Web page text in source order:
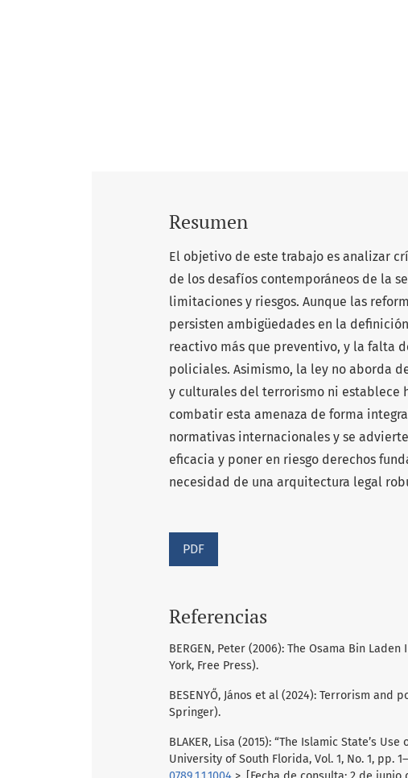
Resumen
El objetivo de este trabajo es analizar
de los desafíos contemporáneos de la
limitaciones y riesgos. Aunque las
persisten ambigüedades en la
reactivo más que preventivo, y la falta
policiales. Asimismo, la ley no aborda
y culturales del terrorismo ni establece
combatir esta amenaza de forma
normativas internacionales y se
eficacia y poner en riesgo derechos
necesidad de una arquitectura legal
PDF
Referencias
BERGEN, Peter (2006): The Osama Bin
York, Free Press).
BESENYŐ, János et al (2024): Terrorism
Springer).
BLAKER, Lisa (2015): “The Islamic State’s
University of South Florida, Vol. 1, No. 1, pp.